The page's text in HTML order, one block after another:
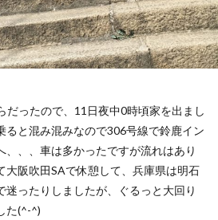
だったので、11日夜中0時頃家を出まし
ると混み混みなので306号線で鈴鹿イン
、、、車は多かったですが流れはあり
大阪吹田SAで休憩して、兵庫県は明石
迷ったりしましたが、ぐるっと大回り
た(^-^)